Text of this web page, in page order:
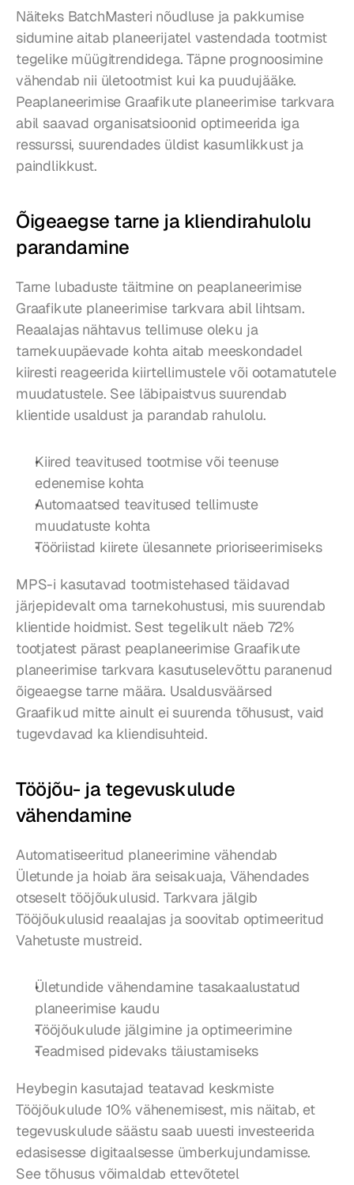
Näiteks BatchMasteri nõudluse ja pakkumise
sidumine aitab planeerijatel vastendada tootmist
tegelike müügitrendidega. Täpne prognoosimine
vähendab nii ületootmist kui ka puudujääke.
Peaplaneerimise Graafikute planeerimise tarkvara
abil saavad organisatsioonid optimeerida iga
ressurssi, suurendades üldist kasumlikkust ja
paindlikkust.
Õigeaegse tarne ja kliendirahulolu
parandamine
Tarne lubaduste täitmine on peaplaneerimise
Graafikute planeerimise tarkvara abil lihtsam.
Reaalajas nähtavus tellimuse oleku ja
tarnekuupäevade kohta aitab meeskondadel
kiiresti reageerida kiirtellimustele või ootamatutele
muudatustele. See läbipaistvus suurendab
klientide usaldust ja parandab rahulolu.
Kiired teavitused tootmise või teenuse
edenemise kohta
Automaatsed teavitused tellimuste
muudatuste kohta
Tööriistad kiirete ülesannete prioriseerimiseks
MPS-i kasutavad tootmistehased täidavad
järjepidevalt oma tarnekohustusi, mis suurendab
klientide hoidmist. Sest tegelikult näeb 72%
tootjatest pärast peaplaneerimise Graafikute
planeerimise tarkvara kasutuselevõttu paranenud
õigeaegse tarne määra. Usaldusväärsed
Graafikud mitte ainult ei suurenda tõhusust, vaid
tugevdavad ka kliendisuhteid.
Tööjõu- ja tegevuskulude
vähendamine
Automatiseeritud planeerimine vähendab
Ületunde ja hoiab ära seisakuaja, Vähendades
otseselt tööjõukulusid. Tarkvara jälgib
Tööjõukulusid reaalajas ja soovitab optimeeritud
Vahetuste mustreid.
Ületundide vähendamine tasakaalustatud
planeerimise kaudu
Tööjõukulude jälgimine ja optimeerimine
Teadmised pidevaks täiustamiseks
Heybegin kasutajad teatavad keskmiste
Tööjõukulude 10% vähenemisest, mis näitab, et
tegevuskulude säästu saab uuesti investeerida
edasisesse digitaalsesse ümberkujundamisse.
See tõhusus võimaldab ettevõtetel